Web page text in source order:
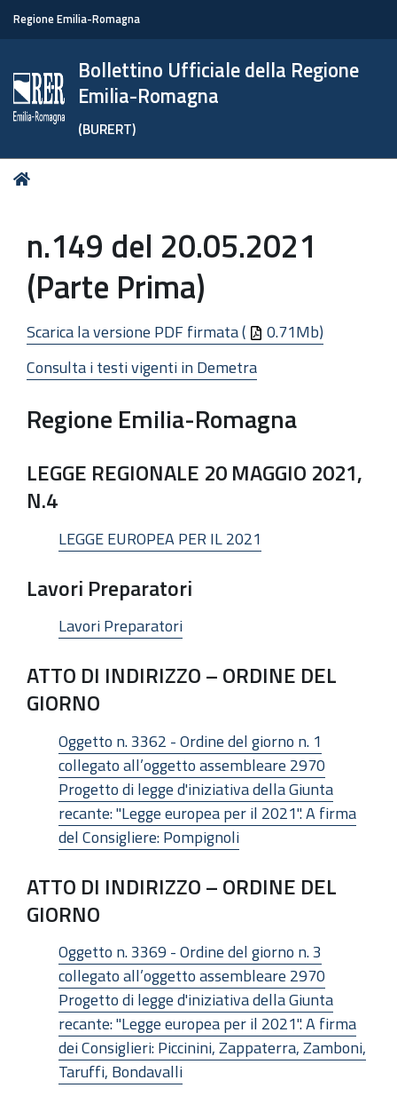
Regione Emilia-Romagna
Bollettino Ufficiale della Regione
Emilia-Romagna
(BURERT)
Tu
n.149 del 20.05.2021
(Parte Prima)
Scarica la versione PDF firmata (
0.71Mb)
Consulta i testi vigenti in Demetra
Regione Emilia-Romagna
LEGGE REGIONALE 20 MAGGIO 2021,
N.4
LEGGE EUROPEA PER IL 2021
Lavori Preparatori
Lavori Preparatori
ATTO DI INDIRIZZO – ORDINE DEL
GIORNO
Oggetto n. 3362 - Ordine del giorno n. 1
collegato all’oggetto assembleare 2970
Progetto di legge d'iniziativa della Giunta
recante: "Legge europea per il 2021". A firma
del Consigliere: Pompignoli
ATTO DI INDIRIZZO – ORDINE DEL
GIORNO
Oggetto n. 3369 - Ordine del giorno n. 3
collegato all’oggetto assembleare 2970
Progetto di legge d'iniziativa della Giunta
recante: "Legge europea per il 2021". A firma
dei Consiglieri: Piccinini, Zappaterra, Zamboni,
Taruffi, Bondavalli